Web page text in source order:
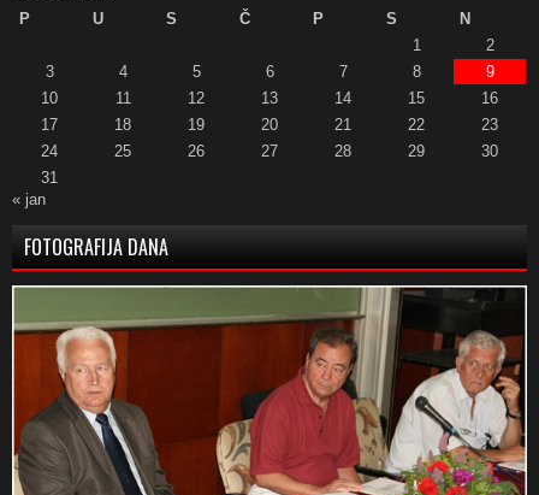
P
U S Č P S
N
1
2
3
4 5 6 7 8
9
10
11 12 13 14 15
16
17
18 19 20 21 22
23
24
25 26 27 28 29
30
31
« jan
FOTOGRAFIJA DANA